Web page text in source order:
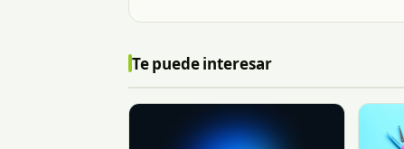
Te puede interesar